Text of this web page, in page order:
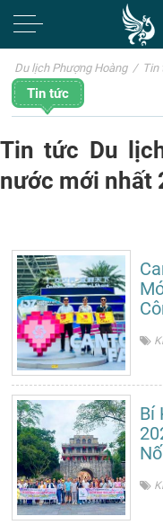
Du lịch Phượng Hoàng / Tin
Tin tức
Tin tức Du
nước mới nhất
Bí